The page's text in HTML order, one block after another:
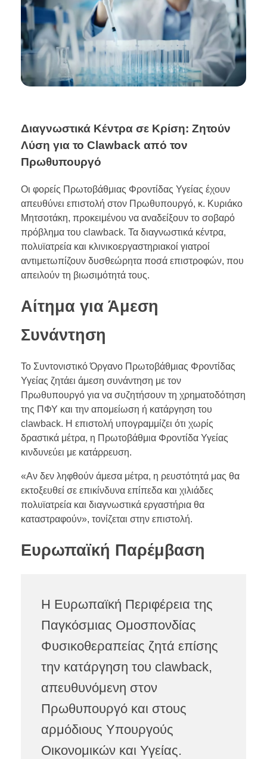
Διαγνωστικά Κέντρα σε Κρίση: Ζητούν
Λύση για το Clawback από τον
Πρωθυπουργό
Οι φορείς Πρωτοβάθμιας Φροντίδας Υγείας έχουν
απευθύνει επιστολή στον Πρωθυπουργό, κ. Κυριάκο
Μητσοτάκη, προκειμένου να αναδείξουν το σοβαρό
πρόβλημα του clawback. Τα διαγνωστικά κέντρα,
πολυϊατρεία και κλινικοεργαστηριακοί γιατροί
αντιμετωπίζουν δυσθεώρητα ποσά επιστροφών, που
απειλούν τη βιωσιμότητά τους.
Αίτημα για Άμεση
Συνάντηση
Το Συντονιστικό Όργανο Πρωτοβάθμιας Φροντίδας
Υγείας ζητάει άμεση συνάντηση με τον
Πρωθυπουργό για να συζητήσουν τη χρηματοδότηση
της ΠΦΥ και την απομείωση ή κατάργηση του
clawback. Η επιστολή υπογραμμίζει ότι χωρίς
δραστικά μέτρα, η Πρωτοβάθμια Φροντίδα Υγείας
κινδυνεύει με κατάρρευση.
«Αν δεν ληφθούν άμεσα μέτρα, η ρευστότητά μας θα
εκτοξευθεί σε επικίνδυνα επίπεδα και χιλιάδες
πολυϊατρεία και διαγνωστικά εργαστήρια θα
καταστραφούν», τονίζεται στην επιστολή.
Ευρωπαϊκή Παρέμβαση
Η Ευρωπαϊκή Περιφέρεια της
Παγκόσμιας Ομοσπονδίας
Φυσικοθεραπείας ζητά επίσης
την κατάργηση του clawback,
απευθυνόμενη στον
Πρωθυπουργό και στους
αρμόδιους Υπουργούς
Οικονομικών και Υγείας.